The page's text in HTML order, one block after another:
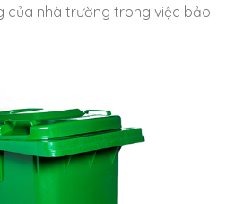
của nhà trường trong việc bảo